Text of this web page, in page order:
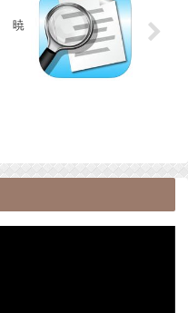
暁